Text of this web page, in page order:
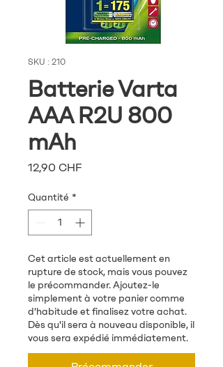
SKU : 210
Batterie Varta
AAA R2U 800
mAh
12,90 CHFPrix
Quantité *
Cet article est actuellement en
rupture de stock, mais vous pouvez
le précommander. Ajoutez-le
simplement à votre panier comme
d'habitude et finalisez votre achat.
Dès qu'il sera à nouveau disponible, il
vous sera expédié immédiatement.